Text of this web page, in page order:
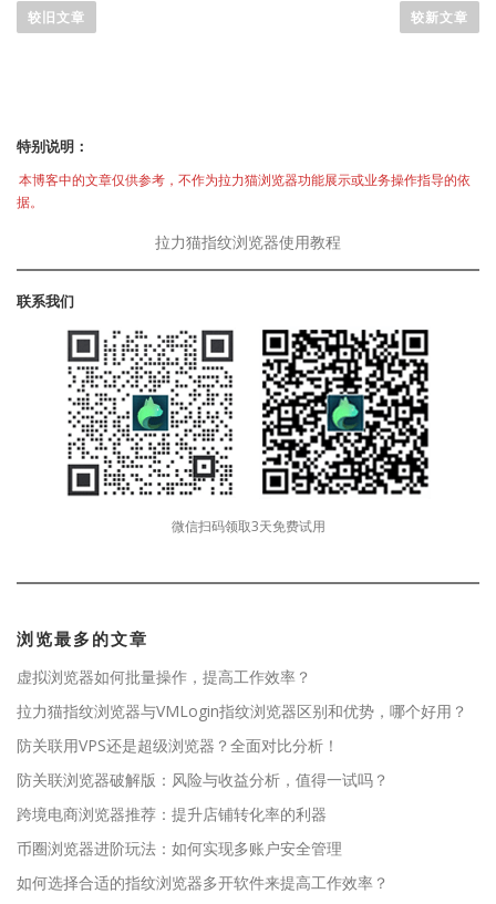
章
较旧文章 较新文章
特别说明：
本博客中的文章仅供参考，不作为拉力猫浏览器功能展示或业务操作指导的依
据。
拉力猫指纹浏览器使用教程
联系我们
微信扫码领取3天免费试用
浏览最多的文章
虚拟浏览器如何批量操作，提高工作效率？
拉力猫指纹浏览器与VMLogin指纹浏览器区别和优势，哪个好用？
防关联用VPS还是超级浏览器？全面对比分析！
防关联浏览器破解版：风险与收益分析，值得一试吗？
跨境电商浏览器推荐：提升店铺转化率的利器
币圈浏览器进阶玩法：如何实现多账户安全管理
如何选择合适的指纹浏览器多开软件来提高工作效率？